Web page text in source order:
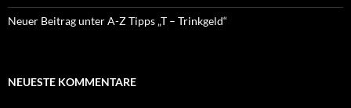
Neuer Beitrag unter A-Z Tipps „T – Trinkgeld“
NEUESTE KOMMENTARE